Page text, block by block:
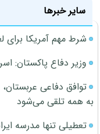
سایر خبرها
شرط مهم آمریکا برای
وزیر دفاع پاکستان:
توافق دفاعی
به همه تلقی می‌شود
تعطیلی تنها مدرسه